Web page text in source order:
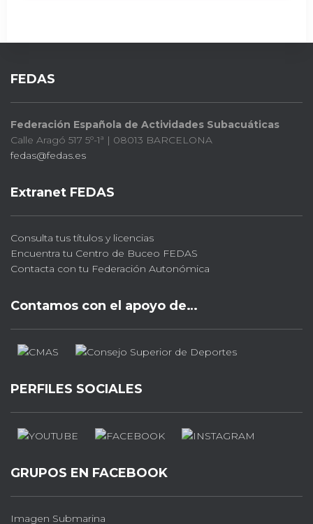
FEDAS
Federación Española de Actividades Subacuáticas
Calle Aragó 517 5º-1ª | 08013 BARCELONA
fedas@fedas.es
Extranet FEDAS
Consulta tus títulos y licencias
Encuentra tu Centro de Buceo FEDAS
Contacta con tu Federación Autonómica
Contamos con el apoyo de…
PERFILES SOCIALES
GRUPOS EN FACEBOOK
Imagen Submarina